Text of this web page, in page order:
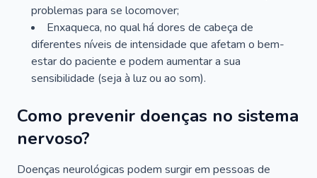
problemas para se locomover;
Enxaqueca, no qual há dores de cabeça de
diferentes níveis de intensidade que afetam o bem-
estar do paciente e podem aumentar a sua
sensibilidade (seja à luz ou ao som).
Como prevenir doenças no sistema
nervoso?
Doenças neurológicas podem surgir em pessoas de